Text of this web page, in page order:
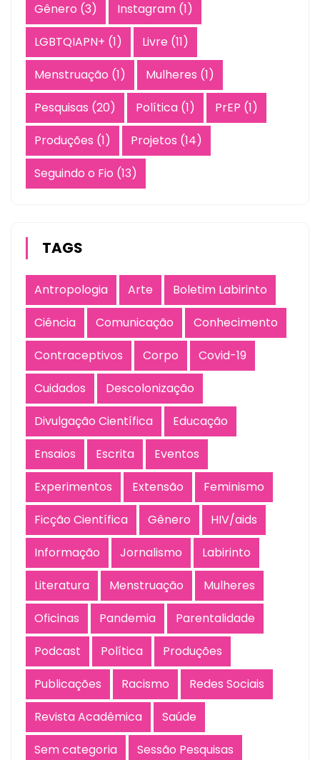
Gênero (3) Instagram (1)
LGBTQIAPN+ (1) Livre (11)
Menstruação (1) Mulheres (1)
Pesquisas (20) Política (1) PrEP (1)
Produções (1) Projetos (14)
Seguindo o Fio (13)
TAGS
Antropologia Arte
Boletim Labirinto
Ciência
Comunicação
Conhecimento
Contraceptivos
Corpo
Covid-19
Cuidados
Descolonização
Divulgação Científica
Educação
Ensaios
Escrita
Eventos
Experimentos
Extensão
Feminismo
Ficção Científica
Gênero
HIV/aids
Informação
Jornalismo
Labirinto
Literatura
Menstruação
Mulheres
Oficinas
Pandemia
Parentalidade
Podcast
Política
Produções
Publicações
Racismo
Redes Sociais
Revista Acadêmica
Saúde
Sem categoria
Sessão Pesquisas